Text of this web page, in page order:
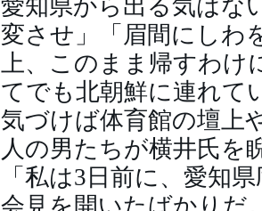
愛知県から出る気はな
変させ」「眉間にしわ
上、このまま帰すわけ
てでも北朝鮮に連れて
気づけば体育館の壇上
人の男たちが横井氏を
「私は3日前に、愛知
会見を開いたばかりだ